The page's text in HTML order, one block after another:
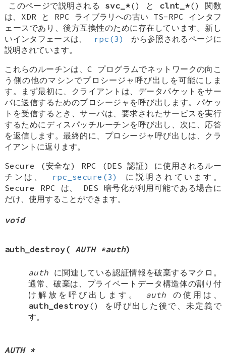
このページで説明される svc_*() と clnt_*() 関数
は、XDR と RPC ライブラリへの古い TS-RPC インタフ
ェースであり、後方互換性のために存在しています。新し
いインタフェースは、
rpc(3)
から参照されるページに
説明されています。
これらのルーチンは、C プログラムでネットワークの向こ
う側の他のマシンでプロシージャ呼び出しを可能にしま
す。まず最初に、クライアントは、データパケットをサー
バに送信するためのプロシージャを呼び出します。パケッ
トを受信するとき、サーバは、要求されたサービスを実行
するためにディスパッチルーチンを呼び出し、次に、応答
を返信します。最終的に、プロシージャ呼び出しは、クラ
イアントに返ります。
Secure (安全な) RPC (DES 認証) に使用されるルー
チンは、
rpc_secure(3)
に説明されています。
Secure RPC は、 DES 暗号化が利用可能である場合に
だけ、使用することができます。
void
auth_destroy(AUTH *auth)
authに関連している認証情報を破棄するマクロ。
通常、破棄は、プライベートデータ構造体の割り付
け解放を呼び出します。 auth の使用は、
auth_destroy() を呼び出した後で、未定義で
す。
AUTH *